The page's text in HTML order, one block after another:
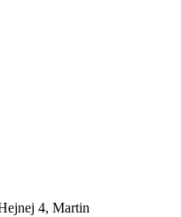
4, Martin